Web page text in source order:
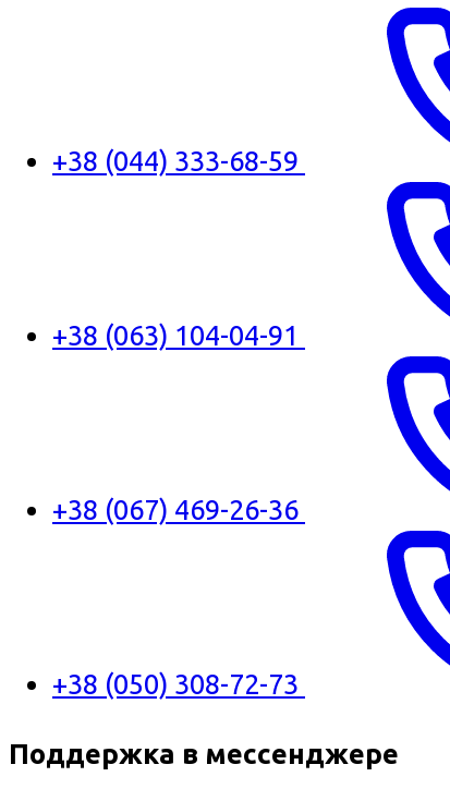
+38 (044) 333-68-59
+38 (063) 104-04-91
+38 (067) 469-26-36
+38 (050) 308-72-73
Поддержка в мессенджере